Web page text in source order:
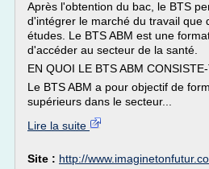
Après l'obtention du bac, le BTS
d'intégrer le marché du travail que
études. Le BTS ABM est une
d'accéder au secteur de la santé.
EN QUOI LE BTS ABM
Le BTS ABM a pour objectif de
supérieurs dans le secteur...
Lire la suite
Site : http://